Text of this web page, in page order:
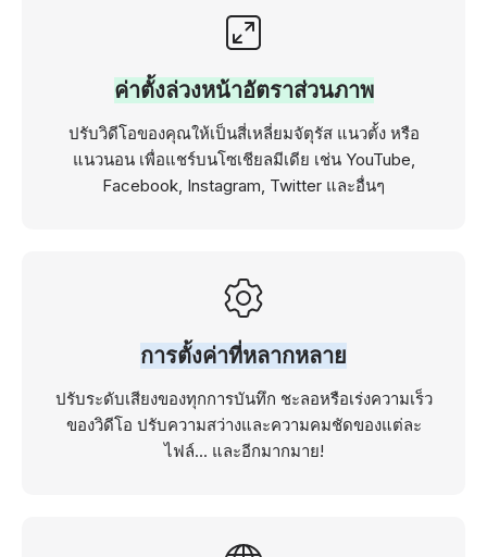
ค่าตั้งล่วงหน้าอัตราส่วนภาพ
ปรับวิดีโอของคุณให้เป็นสี่เหลี่ยมจัตุรัส แนวตั้ง หรือ
แนวนอน เพื่อแชร์บนโซเชียลมีเดีย เช่น YouTube,
Facebook, Instagram, Twitter และอื่นๆ
การตั้งค่าที่หลากหลาย
ปรับระดับเสียงของทุกการบันทึก ชะลอหรือเร่งความเร็ว
ของวิดีโอ ปรับความสว่างและความคมชัดของแต่ละ
ไฟล์... และอีกมากมาย!